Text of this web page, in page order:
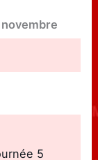
novembre
5